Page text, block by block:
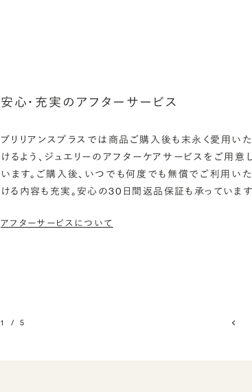
安心・充実のアフターサービス
ブリリアンスプラスでは商品ご購入後も末永く愛用い
けるよう、ジュエリーのアフターケアサービスをご用意
います。ご購入後、いつでも何度でも無償でご利用い
ける内容も充実。安心の30日間返品保証も承っています
アフターサービスについて
1 / 5